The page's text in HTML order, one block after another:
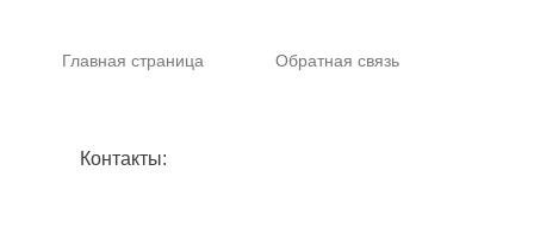
Главная страница Обратная связь
Контакты: